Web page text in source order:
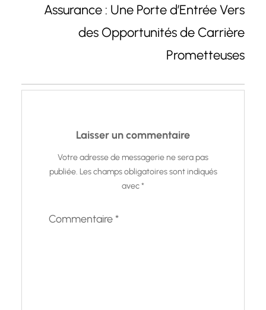
Assurance : Une Porte d’Entrée Vers
des Opportunités de Carrière
Prometteuses
Laisser un commentaire
Votre adresse de messagerie ne sera pas
publiée. Les champs obligatoires sont indiqués
avec*
Commentaire*